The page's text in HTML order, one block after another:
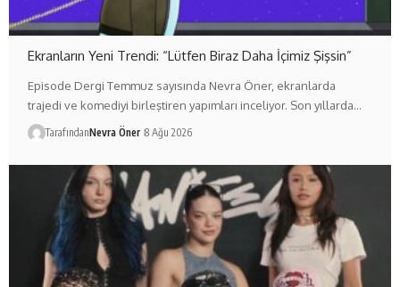
Ekranların Yeni Trendi: “Lütfen Biraz Daha İçimiz Şişsin”
Episode Dergi Temmuz sayısında Nevra Öner, ekranlarda
trajedi ve komediyi birleştiren yapımları inceliyor. Son yıllarda…
TarafındanNevra Öner 8 Ağu 2026